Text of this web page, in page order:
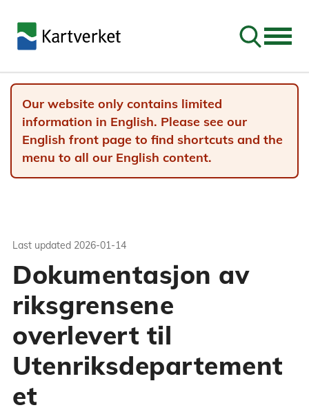
Go to
Our website only contains limited
information in English. Please see our
English front page to find shortcuts and the
menu to all our English content.
Last updated 2026-01-14
Dokumentasjon av
riksgrensene
overlevert til
Utenriksdepartement
et